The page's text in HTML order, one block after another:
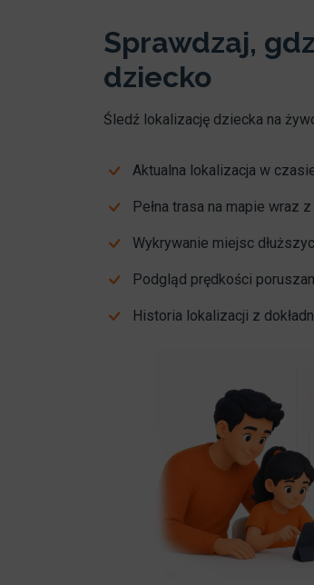
Sprawdzaj,
dziecko
Śledź lokalizację dziecka na
Aktualna lokalizacja w
Pełna trasa na mapie wraz
Wykrywanie miejsc
Podgląd prędkości
Historia lokalizacji z